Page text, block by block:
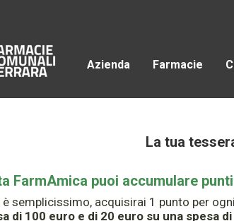
Azienda Farmacie
La tua
FarmAmica puoi accumulare
semplicissimo, acquisirai 1 punto per
di 100 euro e di 20 euro su una spesa